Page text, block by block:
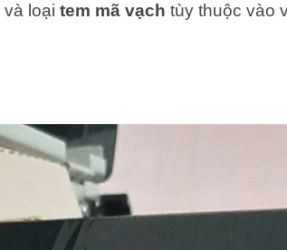
và loại tem mã vạch tùy thuộc vào